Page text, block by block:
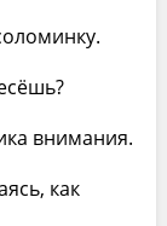
внимания.
как